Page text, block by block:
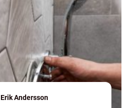
Erik Andersson